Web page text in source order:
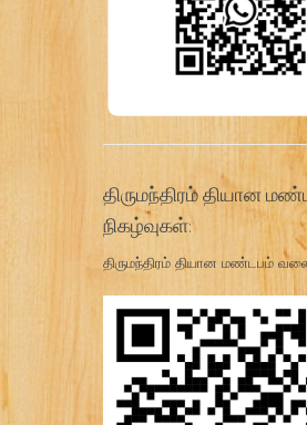
திருமந்திரம் தியான
நிகழ்வுகள்:
திருமந்திரம் தியான மண்டபம்